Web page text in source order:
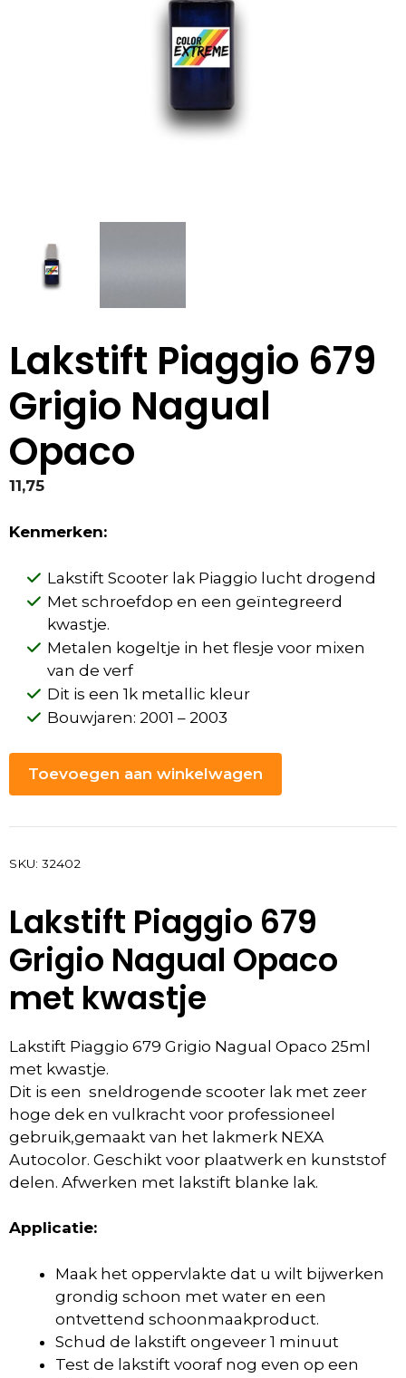
Lakstift Piaggio 679
Grigio Nagual
Opaco
11,75
Kenmerken:
Lakstift Scooter lak Piaggio lucht drogend
Met schroefdop en een geïntegreerd
kwastje.
Metalen kogeltje in het flesje voor mixen
van de verf
Dit is een 1k metallic kleur
Bouwjaren: 2001 – 2003
Toevoegen aan winkelwagen
SKU: 32402
Lakstift Piaggio 679
Grigio Nagual Opaco
met kwastje
Lakstift Piaggio 679 Grigio Nagual Opaco 25ml
met kwastje.
Dit is een sneldrogende scooter lak met zeer
hoge dek en vulkracht voor professioneel
gebruik,gemaakt van het lakmerk NEXA
Autocolor. Geschikt voor plaatwerk en kunststof
delen. Afwerken met lakstift blanke lak.
Applicatie:
Maak het oppervlakte dat u wilt bijwerken
grondig schoon met water en een
ontvettend schoonmaakproduct.
Schud de lakstift ongeveer 1 minuut
Test de lakstift vooraf nog even op een